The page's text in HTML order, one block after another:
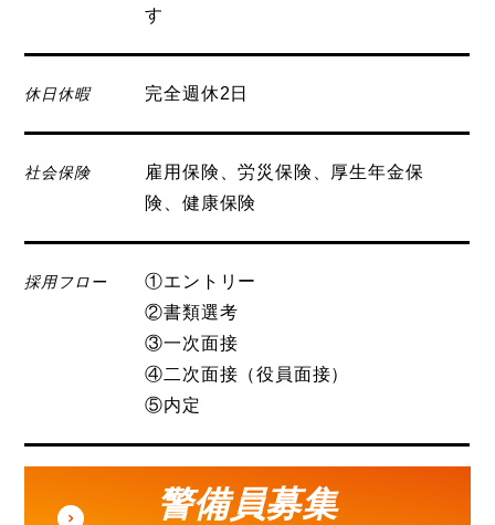
す
休日休暇 完全週休2日
社会保険
雇用保険、労災保険、厚生年金保
険、健康保険
採用フロー
①エントリー
②書類選考
③一次面接
④二次面接（役員面接）
⑤内定
警備員募集